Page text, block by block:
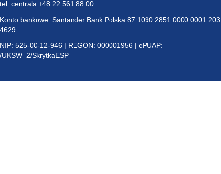
tel. centrala +48 22 561 88 00
Konto bankowe: Santander Bank Polska 87 1090 2851 0000 0001
4629
NIP: 525-00-12-946 | REGON: 000001956 | ePUAP:
/UKSW_2/SkrytkaESP